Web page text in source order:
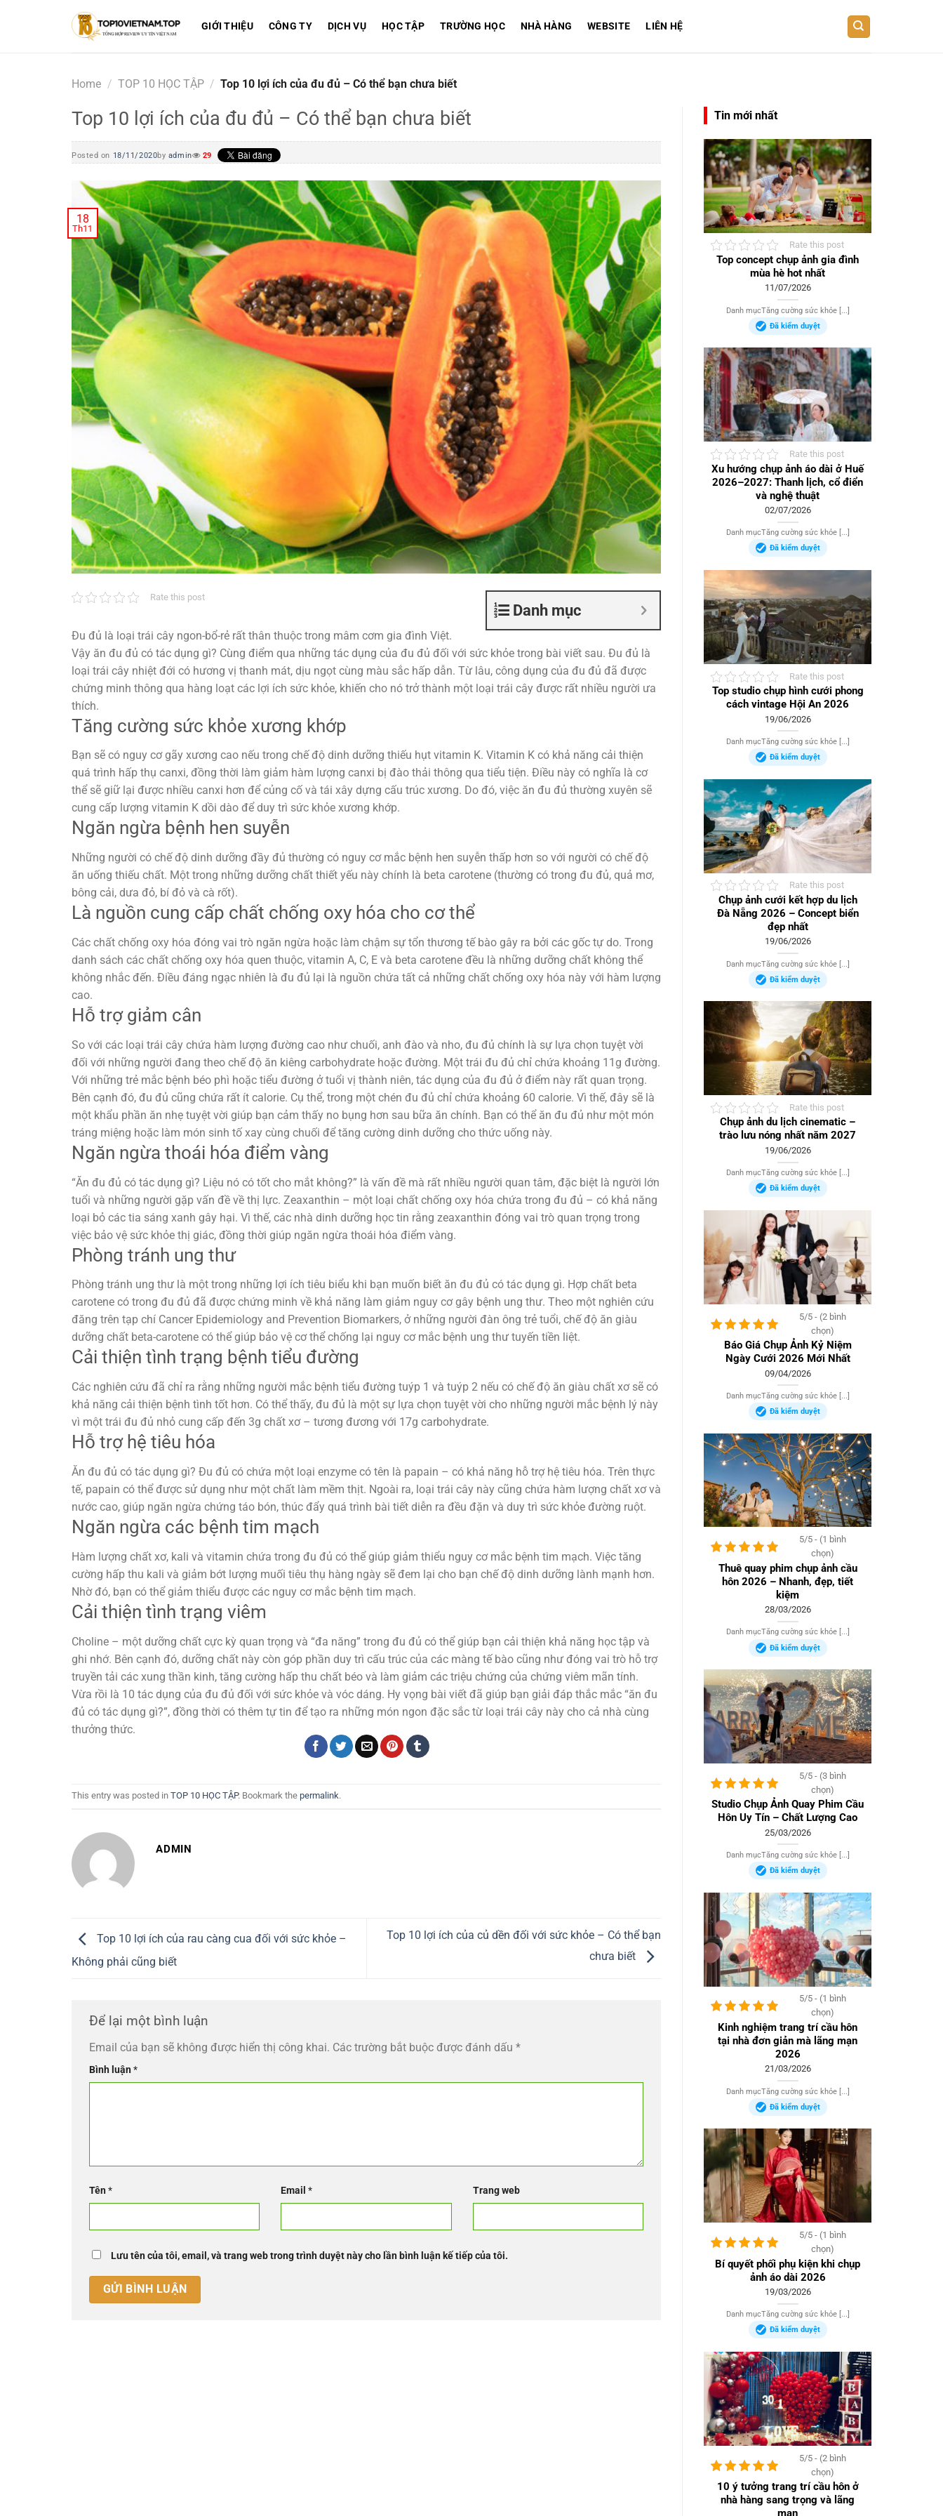
GIỚI THIỆU CÔNG TY DỊCH VỤ HỌC TẬP TRƯỜNG HỌC NHÀ HÀNG WEBSITE LIÊN HỆ
Home / TOP 10 HỌC TẬP / Top 10 lợi ích của đu đủ – Có thể bạn chưa biết
Top 10 lợi ích của đu đủ – Có thể bạn chưa biết
Posted on 18/11/2020by admin 29
18
Th11
Danh mục
Rate this post
Đu đủ là loại trái cây ngon-bổ-rẻ rất thân thuộc trong mâm cơm gia đình Việt.
Vậy ăn đu đủ có tác dụng gì? Cùng điểm qua những tác dụng của đu đủ đối với sức khỏe trong bài viết sau. Đu đủ là
loại trái cây nhiệt đới có hương vị thanh mát, dịu ngọt cùng màu sắc hấp dẫn. Từ lâu, công dụng của đu đủ đã được
chứng minh thông qua hàng loạt các lợi ích sức khỏe, khiến cho nó trở thành một loại trái cây được rất nhiều người ưa
thích.
Tăng cường sức khỏe xương khớp
Bạn sẽ có nguy cơ gãy xương cao nếu trong chế độ dinh dưỡng thiếu hụt vitamin K. Vitamin K có khả năng cải thiện
quá trình hấp thụ canxi, đồng thời làm giảm hàm lượng canxi bị đào thải thông qua tiểu tiện. Điều này có nghĩa là cơ
thể sẽ giữ lại được nhiều canxi hơn để củng cố và tái xây dựng cấu trúc xương. Do đó, việc ăn đu đủ thường xuyên sẽ
cung cấp lượng vitamin K dồi dào để duy trì sức khỏe xương khớp.
Ngăn ngừa bệnh hen suyễn
Những người có chế độ dinh dưỡng đầy đủ thường có nguy cơ mắc bệnh hen suyễn thấp hơn so với người có chế độ
ăn uống thiếu chất. Một trong những dưỡng chất thiết yếu này chính là beta carotene (thường có trong đu đủ, quả mơ,
bông cải, dưa đỏ, bí đỏ và cà rốt).
Là nguồn cung cấp chất chống oxy hóa cho cơ thể
Các chất chống oxy hóa đóng vai trò ngăn ngừa hoặc làm chậm sự tổn thương tế bào gây ra bởi các gốc tự do. Trong
danh sách các chất chống oxy hóa quen thuộc, vitamin A, C, E và beta carotene đều là những dưỡng chất không thể
không nhắc đến. Điều đáng ngạc nhiên là đu đủ lại là nguồn chứa tất cả những chất chống oxy hóa này với hàm lượng
cao.
Hỗ trợ giảm cân
So với các loại trái cây chứa hàm lượng đường cao như chuối, anh đào và nho, đu đủ chính là sự lựa chọn tuyệt vời
đối với những người đang theo chế độ ăn kiêng carbohydrate hoặc đường. Một trái đu đủ chỉ chứa khoảng 11g đường.
Với những trẻ mắc bệnh béo phì hoặc tiểu đường ở tuổi vị thành niên, tác dụng của đu đủ ở điểm này rất quan trọng.
Bên cạnh đó, đu đủ cũng chứa rất ít calorie. Cụ thể, trong một chén đu đủ chỉ chứa khoảng 60 calorie. Vì thế, đây sẽ là
một khẩu phần ăn nhẹ tuyệt vời giúp bạn cảm thấy no bụng hơn sau bữa ăn chính. Bạn có thể ăn đu đủ như một món
tráng miệng hoặc làm món sinh tố xay cùng chuối để tăng cường dinh dưỡng cho thức uống này.
Ngăn ngừa thoái hóa điểm vàng
“Ăn đu đủ có tác dụng gì? Liệu nó có tốt cho mắt không?” là vấn đề mà rất nhiều người quan tâm, đặc biệt là người lớn
tuổi và những người gặp vấn đề về thị lực. Zeaxanthin – một loại chất chống oxy hóa chứa trong đu đủ – có khả năng
loại bỏ các tia sáng xanh gây hại. Vì thế, các nhà dinh dưỡng học tin rằng zeaxanthin đóng vai trò quan trọng trong
việc bảo vệ sức khỏe thị giác, đồng thời giúp ngăn ngừa thoái hóa điểm vàng.
Phòng tránh ung thư
Phòng tránh ung thư là một trong những lợi ích tiêu biểu khi bạn muốn biết ăn đu đủ có tác dụng gì. Hợp chất beta
carotene có trong đu đủ đã được chứng minh về khả năng làm giảm nguy cơ gây bệnh ung thư. Theo một nghiên cứu
đăng trên tạp chí Cancer Epidemiology and Prevention Biomarkers, ở những người đàn ông trẻ tuổi, chế độ ăn giàu
dưỡng chất beta-carotene có thể giúp bảo vệ cơ thể chống lại nguy cơ mắc bệnh ung thư tuyến tiền liệt.
Cải thiện tình trạng bệnh tiểu đường
Các nghiên cứu đã chỉ ra rằng những người mắc bệnh tiểu đường tuýp 1 và tuýp 2 nếu có chế độ ăn giàu chất xơ sẽ có
khả năng cải thiện bệnh tình tốt hơn. Có thể thấy, đu đủ là một sự lựa chọn tuyệt vời cho những người mắc bệnh lý này
vì một trái đu đủ nhỏ cung cấp đến 3g chất xơ – tương đương với 17g carbohydrate.
Hỗ trợ hệ tiêu hóa
Ăn đu đủ có tác dụng gì? Đu đủ có chứa một loại enzyme có tên là papain – có khả năng hỗ trợ hệ tiêu hóa. Trên thực
tế, papain có thể được sử dụng như một chất làm mềm thịt. Ngoài ra, loại trái cây này cũng chứa hàm lượng chất xơ và
nước cao, giúp ngăn ngừa chứng táo bón, thúc đẩy quá trình bài tiết diễn ra đều đặn và duy trì sức khỏe đường ruột.
Ngăn ngừa các bệnh tim mạch
Hàm lượng chất xơ, kali và vitamin chứa trong đu đủ có thể giúp giảm thiểu nguy cơ mắc bệnh tim mạch. Việc tăng
cường hấp thu kali và giảm bớt lượng muối tiêu thụ hàng ngày sẽ đem lại cho bạn chế độ dinh dưỡng lành mạnh hơn.
Nhờ đó, bạn có thể giảm thiểu được các nguy cơ mắc bệnh tim mạch.
Cải thiện tình trạng viêm
Choline – một dưỡng chất cực kỳ quan trọng và “đa năng” trong đu đủ có thể giúp bạn cải thiện khả năng học tập và
ghi nhớ. Bên cạnh đó, dưỡng chất này còn góp phần duy trì cấu trúc của các màng tế bào cũng như đóng vai trò hỗ trợ
truyền tải các xung thần kinh, tăng cường hấp thu chất béo và làm giảm các triệu chứng của chứng viêm mãn tính.
Vừa rồi là 10 tác dụng của đu đủ đối với sức khỏe và vóc dáng. Hy vọng bài viết đã giúp bạn giải đáp thắc mắc “ăn đu
đủ có tác dụng gì?”, đồng thời có thêm tự tin để tạo ra những món ngon đặc sắc từ loại trái cây này cho cả nhà cùng
thưởng thức.
This entry was posted in TOP 10 HỌC TẬP. Bookmark the permalink.
ADMIN
Top 10 lợi ích của rau càng cua đối với sức khỏe –
Không phải cũng biết
Top 10 lợi ích của củ dền đối với sức khỏe – Có thể bạn
chưa biết
Để lại một bình luận
Email của bạn sẽ không được hiển thị công khai. Các trường bắt buộc được đánh dấu *
Bình luận*
Tên* Email* Trang web
Lưu tên của tôi, email, và trang web trong trình duyệt này cho lần bình luận kế tiếp của tôi.
Tin mới nhất
Rate this post
Top concept chụp ảnh gia đình
mùa hè hot nhất
11/07/2026
Danh mụcTăng cường sức khỏe [...]
Đã kiểm duyệt
Rate this post
Xu hướng chụp ảnh áo dài ở Huế
2026–2027: Thanh lịch, cổ điển
và nghệ thuật
02/07/2026
Danh mụcTăng cường sức khỏe [...]
Đã kiểm duyệt
Rate this post
Top studio chụp hình cưới phong
cách vintage Hội An 2026
19/06/2026
Danh mụcTăng cường sức khỏe [...]
Đã kiểm duyệt
Rate this post
Chụp ảnh cưới kết hợp du lịch
Đà Nẵng 2026 – Concept biển
đẹp nhất
19/06/2026
Danh mụcTăng cường sức khỏe [...]
Đã kiểm duyệt
Rate this post
Chụp ảnh du lịch cinematic –
trào lưu nóng nhất năm 2027
19/06/2026
Danh mụcTăng cường sức khỏe [...]
Đã kiểm duyệt
5/5 - (2 bình
chọn)
Báo Giá Chụp Ảnh Kỷ Niệm
Ngày Cưới 2026 Mới Nhất
09/04/2026
Danh mụcTăng cường sức khỏe [...]
Đã kiểm duyệt
5/5 - (1 bình
chọn)
Thuê quay phim chụp ảnh cầu
hôn 2026 – Nhanh, đẹp, tiết
kiệm
28/03/2026
Danh mụcTăng cường sức khỏe [...]
Đã kiểm duyệt
5/5 - (3 bình
chọn)
Studio Chụp Ảnh Quay Phim Cầu
Hôn Uy Tín – Chất Lượng Cao
25/03/2026
Danh mụcTăng cường sức khỏe [...]
Đã kiểm duyệt
5/5 - (1 bình
chọn)
Kinh nghiệm trang trí cầu hôn
tại nhà đơn giản mà lãng mạn
2026
21/03/2026
Danh mụcTăng cường sức khỏe [...]
Đã kiểm duyệt
5/5 - (1 bình
chọn)
Bí quyết phối phụ kiện khi chụp
ảnh áo dài 2026
19/03/2026
Danh mụcTăng cường sức khỏe [...]
Đã kiểm duyệt
5/5 - (2 bình
chọn)
10 ý tưởng trang trí cầu hôn ở
nhà hàng sang trọng và lãng
mạn